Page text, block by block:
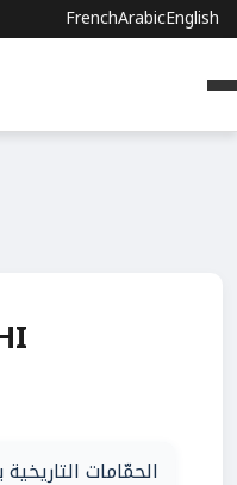
FrenchArabicEnglish
الحمّامات